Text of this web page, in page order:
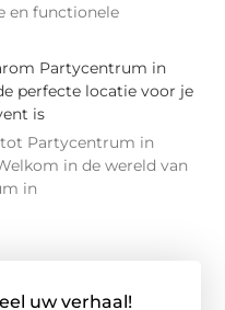
en functionele
Partycentrum in
perfecte locatie voor je
is
Partycentrum in
in de wereld van
in
uw verhaal!